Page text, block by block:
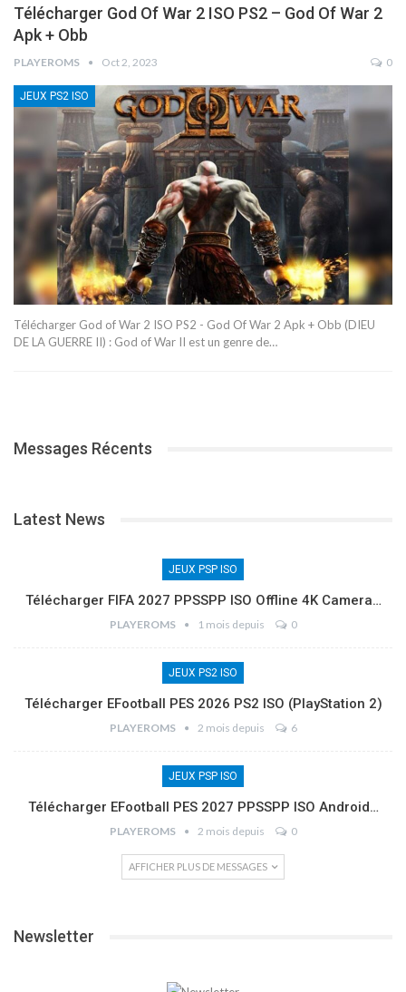
Télécharger God Of War 2 ISO PS2 – God Of War 2
Apk + Obb
PLAYEROMS Oct 2, 2023 0
JEUX PS2 ISO
Télécharger God of War 2 ISO PS2 - God Of War 2 Apk + Obb (DIEU
DE LA GUERRE II) : God of War II est un genre de…
Messages Récents
Latest News
JEUX PSP ISO
Télécharger FIFA 2027 PPSSPP ISO Offline 4K Camera…
PLAYEROMS 1 mois depuis 0
JEUX PS2 ISO
Télécharger EFootball PES 2026 PS2 ISO (PlayStation 2)
PLAYEROMS 2 mois depuis 6
JEUX PSP ISO
Télécharger EFootball PES 2027 PPSSPP ISO Android…
PLAYEROMS 2 mois depuis 0
AFFICHER PLUS DE MESSAGES
Newsletter